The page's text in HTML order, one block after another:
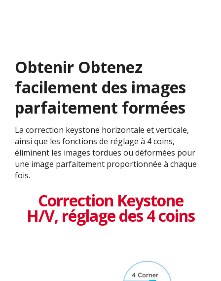
Obtenir ​​Obtenez
facilement des images
parfaitement formées
La correction keystone horizontale et verticale,
ainsi que les fonctions de réglage à 4 coins,
éliminent les images tordues ou déformées pour
une image parfaitement proportionnée à chaque
fois.
Correction Keystone
H/V, réglage des 4 coins